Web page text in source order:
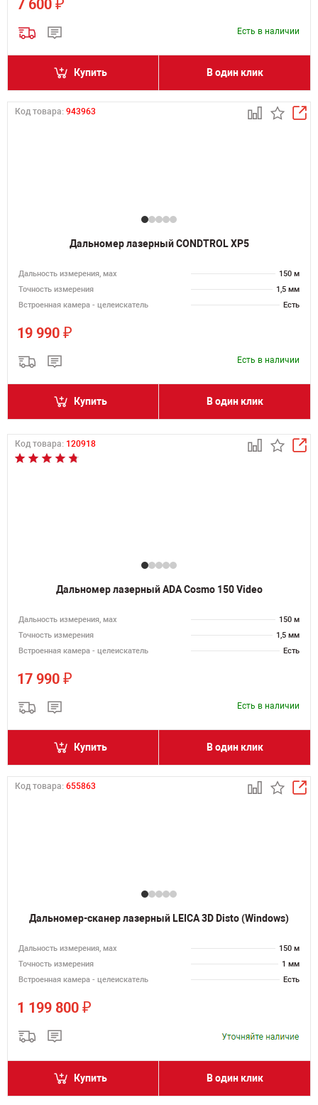
7 600 ₽
Есть в наличии
Купить В один клик
Код товара: 943963
Дальномер лазерный CONDTROL XP5
Дальность измерения, мах
150 м
Точность измерения
1,5 мм
Встроенная камера - целеискатель
Есть
19 990 ₽
Есть в наличии
Купить В один клик
Код товара: 120918
Дальномер лазерный ADA Cosmo 150 Video
Дальность измерения, мах
150 м
Точность измерения
1,5 мм
Встроенная камера - целеискатель
Есть
17 990 ₽
Есть в наличии
Купить В один клик
Код товара: 655863
Дальномер-сканер лазерный LEICA 3D Disto (Windows)
Дальность измерения, мах
150 м
Точность измерения
1 мм
Встроенная камера - целеискатель
Есть
1 199 800 ₽
Купить В один клик